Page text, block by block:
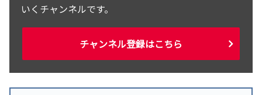
いくチャンネルです。
チャンネル登録はこちら